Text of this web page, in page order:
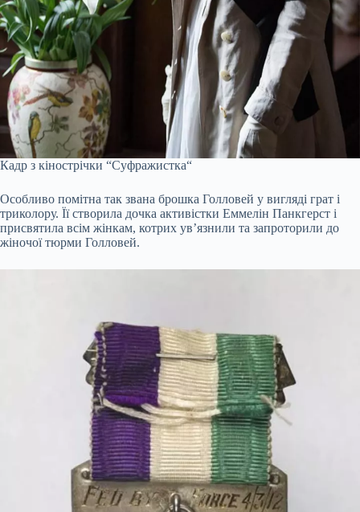
Кадр з кінострічки “Суфражистка“
Особливо помітна так звана брошка Голловей у вигляді грат і
триколору. Її створила дочка активістки Еммелін Панкгерст і
присвятила всім жінкам, котрих ув’язнили та запроторили до
жіночої тюрми Голловей.